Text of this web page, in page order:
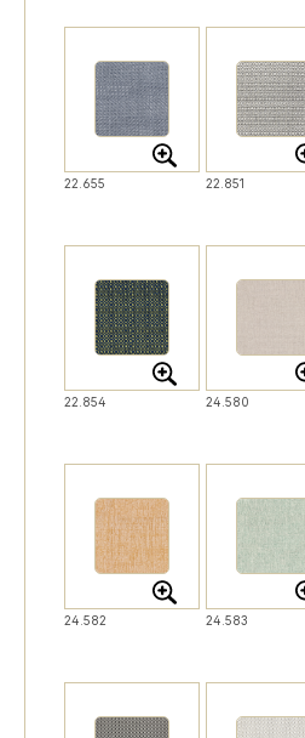
22.655 22.851
22.854 24.580
24.582 24.583